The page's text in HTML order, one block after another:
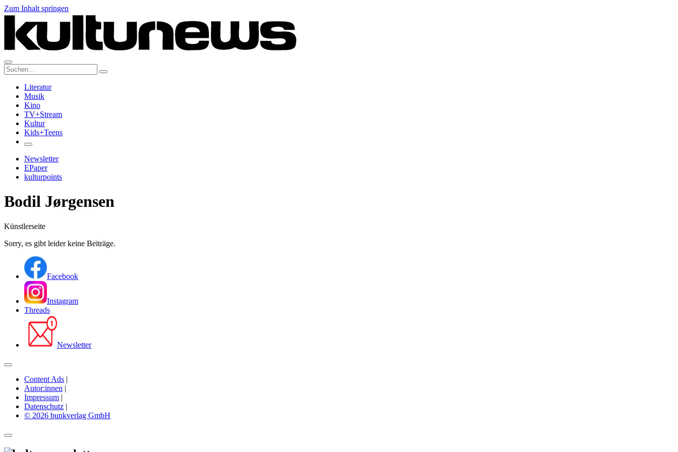
Zum Inhalt springen
Suche:
Literatur
Musik
Kino
TV+Stream
Kultur
Kids+Teens
Newsletter
EPaper
kulturpoints
Bodil Jørgensen
Künstlerseite
Sorry, es gibt leider keine Beiträge.
Facebook
Instagram
Threads
Newsletter
Content Ads |
Autor:innen |
Impressum |
Datenschutz |
© 2026 bunkverlag GmbH